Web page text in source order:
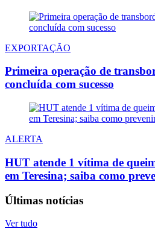
EXPORTAÇÃO
Primeira operação de
concluída com sucesso
ALERTA
HUT atende 1 vítima de
em Teresina; saiba como
Últimas notícias
Ver tudo